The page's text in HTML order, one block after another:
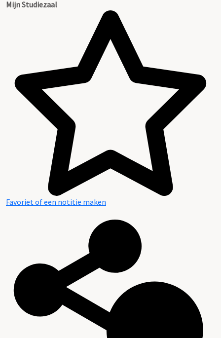
Mijn Studiezaal
Favoriet of een notitie maken